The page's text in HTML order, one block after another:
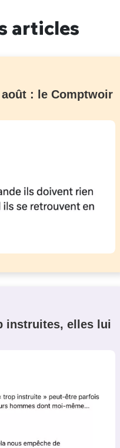
articles
: le Comptwoir
instruites, elles lui